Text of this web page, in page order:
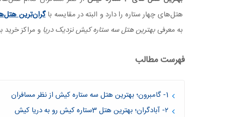
هتل‌های چهار ستاره را دارد و البته در مقایسه باگران‌ترین
به معرفی بهترین هتل سه ستاره کیش نزدیک دریاو مراکز خرید
فهرست مطالب
1- گامبرون؛ بهترین هتل سه ستاره کیش از نظر مسافران
۲- آبادگران؛ بهترین هتل 3ستاره کیش رو به دریا کیش